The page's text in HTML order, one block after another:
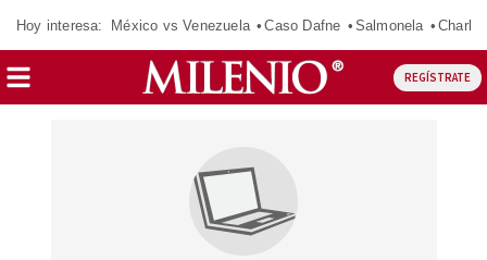
Hoy interesa: México vs Venezuela Caso Dafne Salmonela
REGÍSTRATE